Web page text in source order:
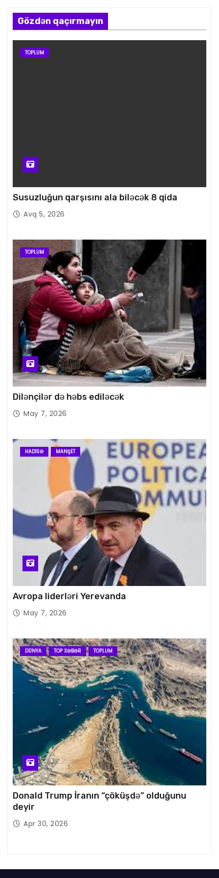
Gözdən qaçırmayın
TOPLUM
Susuzluğun qarşısını ala biləcək 8 qida
Avq 5, 2026
TOPLUM
Dilənçilər də həbs ediləcək
May 7, 2026
HADISƏ MANŞET
Avropa liderləri Yerevanda
May 7, 2026
DÜNYA TOP XƏBƏR TOPLUM
Donald Trump İranın “çöküşdə” olduğunu
deyir
Apr 30, 2026